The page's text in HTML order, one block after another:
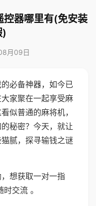
控器哪里有(免安装
)
月09日
必备神器，如今已
家聚在一起享受麻
似普通的麻将机，
秘密？今天，就让
腻，探寻输钱之谜
想获取一对一指
交流 。